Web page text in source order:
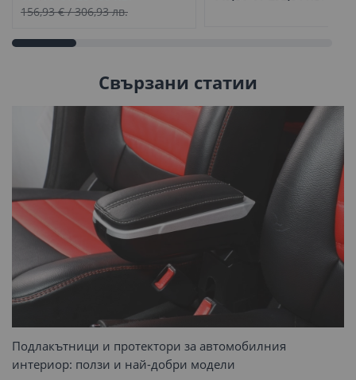
цена
156,93 €/306,93 лв.
Свързани статии
Подлакътници и протектори за автомобилния
интериор: ползи и най-добри модели